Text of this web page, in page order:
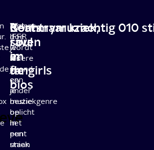
Beats:
raven
in
de
bios
Wat
doe
je
als
jij
en
je
bestie
op
het
punt
staan
Countrymuziek,
soul
en
fangirls
Tijdens
IFFR
wordt
iedere
avond
een
ander
muziekgenre
belicht
in
een
uniek
Kort maar krachtig 010